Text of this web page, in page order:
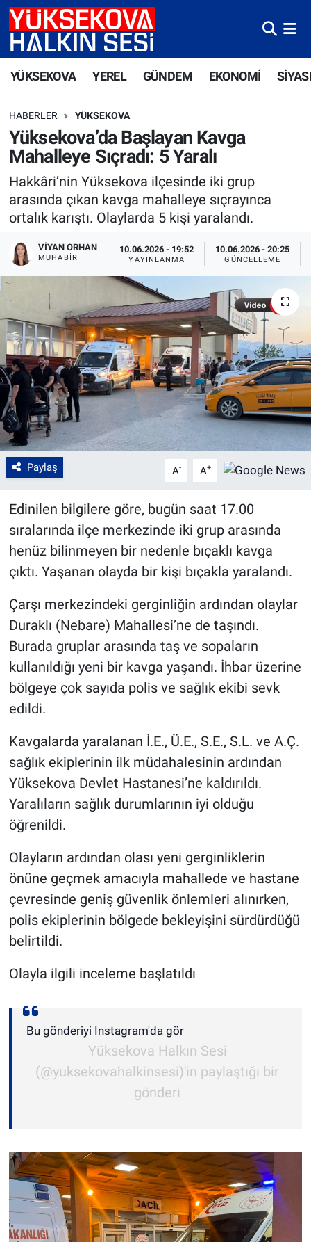
YÜKSEKOVA YEREL GÜNDEM EKONOMİ
HABERLER YÜKSEKOVA
Yüksekova’da Başlayan Kavga
Mahalleye Sıçradı: 5 Yaralı
Hakkâri’nin Yüksekova ilçesinde iki grup
arasında çıkan kavga mahalleye sıçrayınca
ortalık karıştı. Olaylarda 5 kişi yaralandı.
VIYAN ORHAN
MUHABIR
10.06.2026 - 19:52
YAYINLANMA
10.06.2026 - 20:25
GÜNCELLEME
Paylaş A- A+
Edinilen bilgilere göre, bugün saat 17.00
sıralarında ilçe merkezinde iki grup arasında
henüz bilinmeyen bir nedenle bıçaklı kavga
çıktı. Yaşanan olayda bir kişi bıçakla yaralandı.
Çarşı merkezindeki gerginliğin ardından olaylar
Duraklı (Nebare) Mahallesi’ne de taşındı.
Burada gruplar arasında taş ve sopaların
kullanıldığı yeni bir kavga yaşandı. İhbar üzerine
bölgeye çok sayıda polis ve sağlık ekibi sevk
edildi.
Kavgalarda yaralanan İ.E., Ü.E., S.E., S.L. ve A.Ç.
sağlık ekiplerinin ilk müdahalesinin ardından
Yüksekova Devlet Hastanesi’ne kaldırıldı.
Yaralıların sağlık durumlarının iyi olduğu
öğrenildi.
Olayların ardından olası yeni gerginliklerin
önüne geçmek amacıyla mahallede ve hastane
çevresinde geniş güvenlik önlemleri alınırken,
polis ekiplerinin bölgede bekleyişini sürdürdüğü
belirtildi.
Olayla ilgili inceleme başlatıldı
Bu gönderiyi Instagram'da gör
Yüksekova Halkın Sesi
(@yuksekovahalkinsesi)'in paylaştığı bir
gönderi
Yüksekova Nöbetçi Eczaneler
Yüksekova Trafik Yoğunluk Haritası
Süper Lig Puan Durumu ve Fikstür
Tüm Manşetler
Son Dakika Haberleri